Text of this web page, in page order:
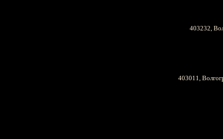
403232,
403011,